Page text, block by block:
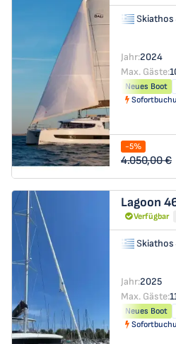
Skiathos
Jahr:2024
Max. Gäste:
Neues Boot
-5%
4.050,00 €
Lagoon
Verfügbar
Skiathos
Jahr:2025
Max. Gäste:
Neues Boot